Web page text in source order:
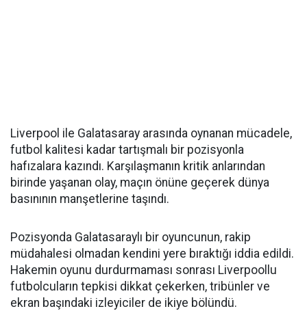
Liverpool ile Galatasaray arasında oynanan mücadele,
futbol kalitesi kadar tartışmalı bir pozisyonla
hafızalara kazındı. Karşılaşmanın kritik anlarından
birinde yaşanan olay, maçın önüne geçerek dünya
basınının manşetlerine taşındı.
Pozisyonda Galatasaraylı bir oyuncunun, rakip
müdahalesi olmadan kendini yere bıraktığı iddia edildi.
Hakemin oyunu durdurmaması sonrası Liverpoollu
futbolcuların tepkisi dikkat çekerken, tribünler ve
ekran başındaki izleyiciler de ikiye bölündü.